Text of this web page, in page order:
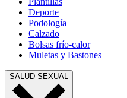
Deporte
Podología
Calzado
Bolsas frío-calor
Muletas y Bastones
SALUD SEXUAL